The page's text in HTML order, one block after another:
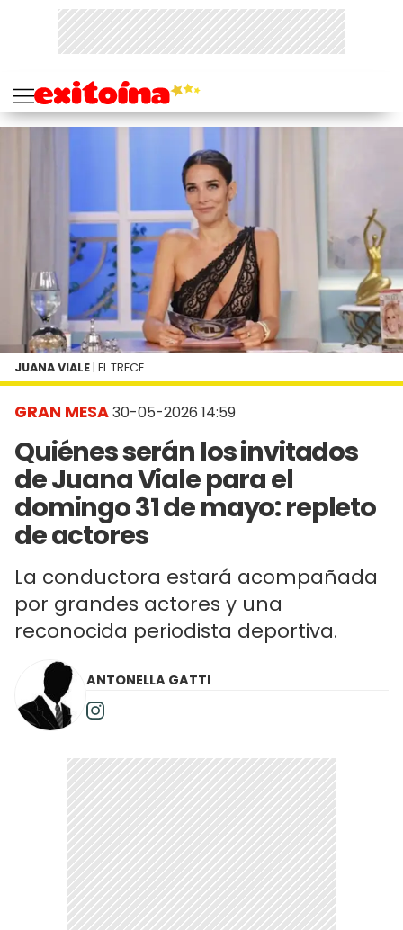
GRAN MESA30-05-2026 14:59
Quiénes serán los invitados
de Juana Viale para el
domingo 31 de mayo: repleto
de actores
La conductora estará acompañada
por grandes actores y una
reconocida periodista deportiva.
JUANA VIALE | EL TRECE
ANTONELLA GATTI